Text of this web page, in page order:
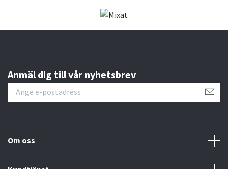
Anmäl dig till vår nyhetsbrev
Om oss